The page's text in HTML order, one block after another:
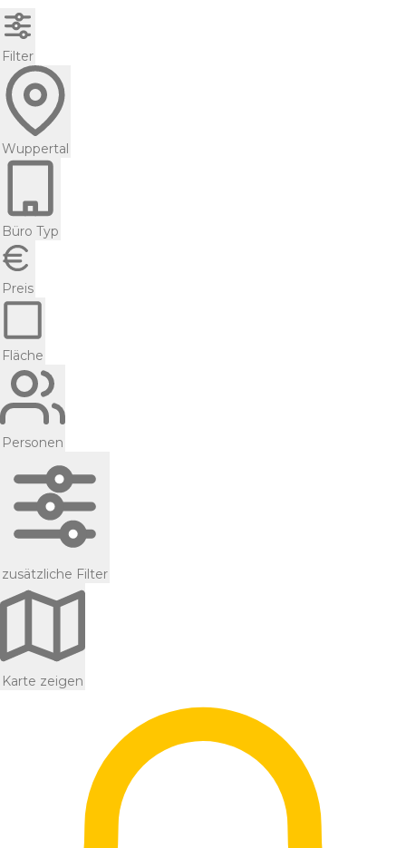
Filter
Wuppertal
Büro Typ
Preis
Fläche
Personen
zusätzliche Filter
Karte zeigen